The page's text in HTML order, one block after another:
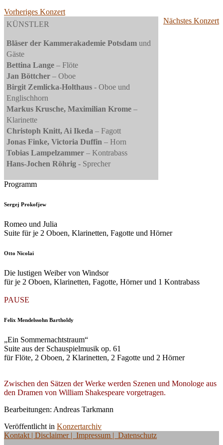
Vorheriges Konzert
Nächstes Konzert
KÜNSTLER
Bläser der Kammerakademie Potsdam und
Gäste
Bettina Lange – Flöte
Jan Böttcher – Oboe
Birgit Zemlicka-Holthaus - Oboe und
Englischhorn
Markus Krusche, Maximilian Krome –
Klarinette
Christoph Knitt, Ai Ikeda – Fagott
Jonas Finke, Victoria Duffin – Horn
Tobias Lampelzammer – Kontrabass
Hans-Jochen Röhrig - Sprecher
Programm
Sergej Prokofjew
Romeo und Julia
Suite für je 2 Oboen, Klarinetten, Fagotte und Hörner
Otto Nicolai
Die lustigen Weiber von Windsor
für je 2 Oboen, Klarinetten, Fagotte, Hörner und 1 Kontrabass
PAUSE
Felix Mendelssohn Bartholdy
„Ein Sommernachtstraum“
Suite aus der Schauspielmusik op. 61
für Flöte, 2 Oboen, 2 Klarinetten, 2 Fagotte und 2 Hörner
Zwischen den Sätzen der Werke werden Szenen und Monologe aus
den Dramen von William Shakespeare vorgetragen.
Bearbeitungen: Andreas Tarkmann
Veröffentlicht in Konzertarchiv
Kontakt | Disclaimer | Impressum | Datenschutz